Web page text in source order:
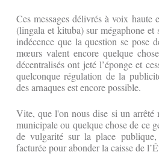
Ces messages délivrés à voix haute
(lingala et kituba) sur mégaphone
indécence que la question se pose
mœurs valent encore quelque
décentralisés ont jeté l’éponge et
quelconque régulation de la
des arnaques est encore possible.
Vite, que l'on nous dise si un arrêté
municipale ou quelque chose de ce
de vulgarité sur la place
facturée pour abonder la caisse de